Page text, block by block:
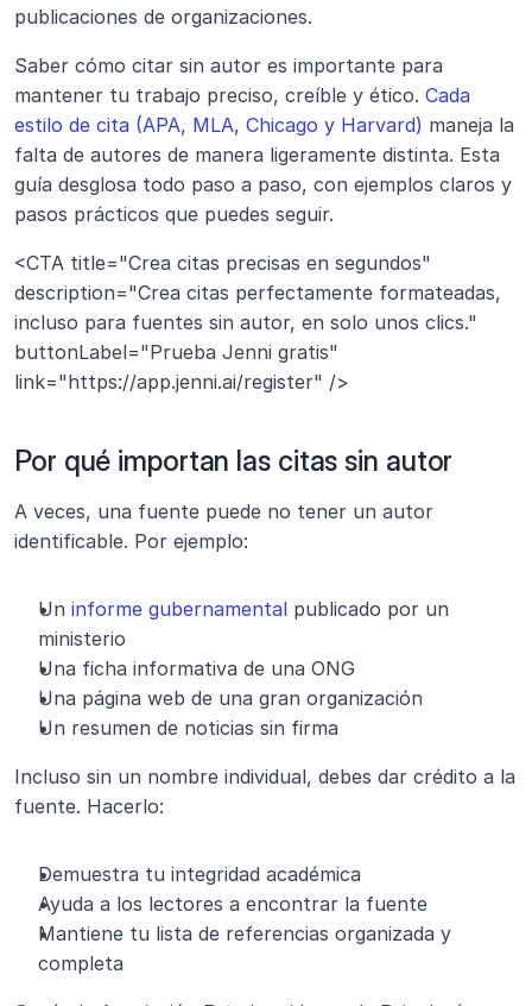
publicaciones de organizaciones.
Saber cómo citar sin autor es importante para
mantener tu trabajo preciso, creíble y ético. Cada
estilo de cita (APA, MLA, Chicago y Harvard) maneja la
falta de autores de manera ligeramente distinta. Esta
guía desglosa todo paso a paso, con ejemplos claros y
pasos prácticos que puedes seguir.
<CTA title="Crea citas precisas en segundos"
description="Crea citas perfectamente formateadas,
incluso para fuentes sin autor, en solo unos clics."
buttonLabel="Prueba Jenni gratis"
link="https://app.jenni.ai/register" />
Por qué importan las citas sin autor
A veces, una fuente puede no tener un autor
identificable. Por ejemplo:
Un informe gubernamental publicado por un
ministerio
Una ficha informativa de una ONG
Una página web de una gran organización
Un resumen de noticias sin firma
Incluso sin un nombre individual, debes dar crédito a la
fuente. Hacerlo:
Demuestra tu integridad académica
Ayuda a los lectores a encontrar la fuente
Mantiene tu lista de referencias organizada y
completa